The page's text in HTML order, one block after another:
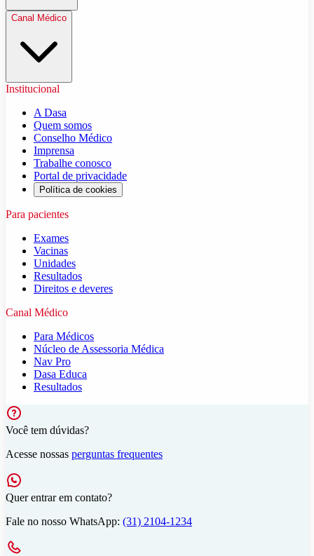
Canal Médico
Institucional
A Dasa
Quem somos
Conselho Médico
Imprensa
Trabalhe conosco
Portal de privacidade
Política de cookies
Para pacientes
Exames
Vacinas
Unidades
Resultados
Direitos e deveres
Canal Médico
Para Médicos
Núcleo de Assessoria Médica
Nav Pro
Dasa Educa
Resultados
Você tem dúvidas?
Acesse nossas perguntas frequentes
Quer entrar em contato?
Fale no nosso WhatsApp: (31) 2104-1234